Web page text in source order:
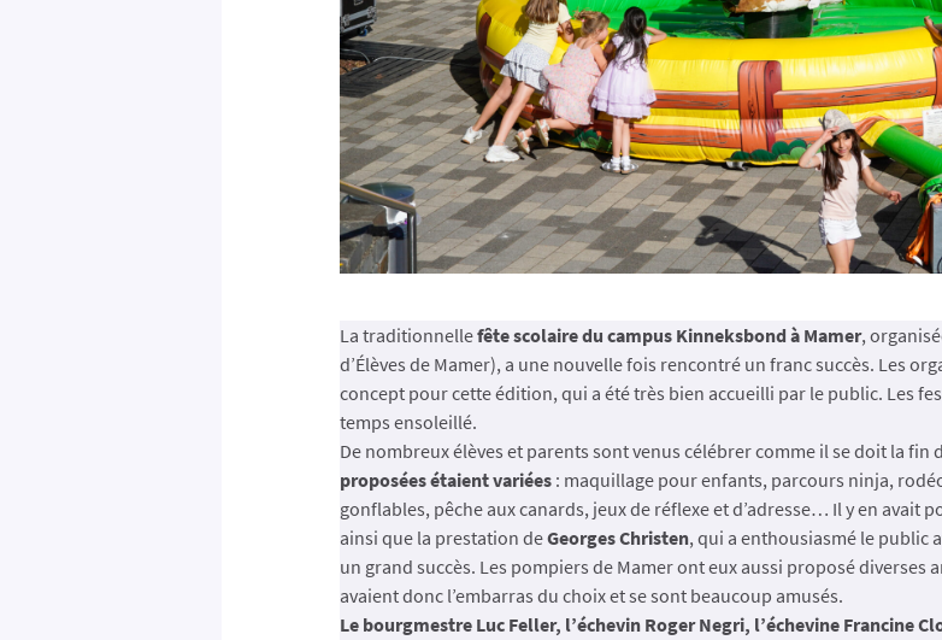
La traditionnellefête scolaire du campus Kinneksbond à Mamer,
d’Élèves de Mamer), a une nouvelle fois rencontré un franc succès. Les
concept pour cette édition, qui a été très bien accueilli par le public. Les
temps ensoleillé.
De nombreux élèves et parents sont venus célébrer comme il se doit la fin
proposées étaient variées: maquillage pour enfants, parcours ninja,
gonflables, pêche aux canards, jeux de réflexe et d’adresse… Il y en avait
ainsi que la prestation deGeorges Christen, qui a enthousiasmé le public
un grand succès. Les pompiers de Mamer ont eux aussi proposé diverses
avaient donc l’embarras du choix et se sont beaucoup amusés.
Le bourgmestre Luc Feller, l’échevin Roger Negri, l’échevine Francine